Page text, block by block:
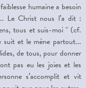
humaine a besoin
Le Christ nous l’a dit :
tous et suis-moi " (cf.
et le mène partout...
de tous, pour donner
pas eu les joies et les
s’accomplit et vit